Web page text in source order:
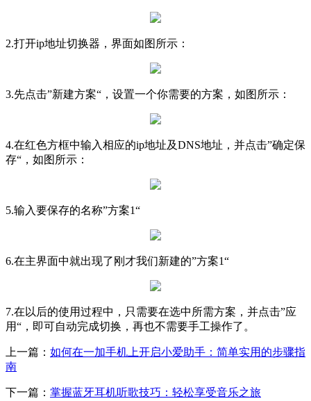
2.打开ip地址切换器，界面如图所示：
3.先点击”新建方案“，设置一个你需要的方案，如图所示：
4.在红色方框中输入相应的ip地址及DNS地址，并点击”确定保
存“，如图所示：
5.输入要保存的名称”方案1“
6.在主界面中就出现了刚才我们新建的”方案1“
7.在以后的使用过程中，只需要在选中所需方案，并点击”应
用“，即可自动完成切换，再也不需要手工操作了。
上一篇： 如何在一加手机上开启小爱助手：简单实用的步骤指
南
下一篇： 掌握蓝牙耳机听歌技巧：轻松享受音乐之旅